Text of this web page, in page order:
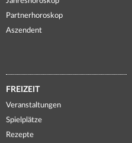
Partnerhoroskop
Aszendent
FREIZEIT
Veranstaltungen
Spielplätze
Rezepte